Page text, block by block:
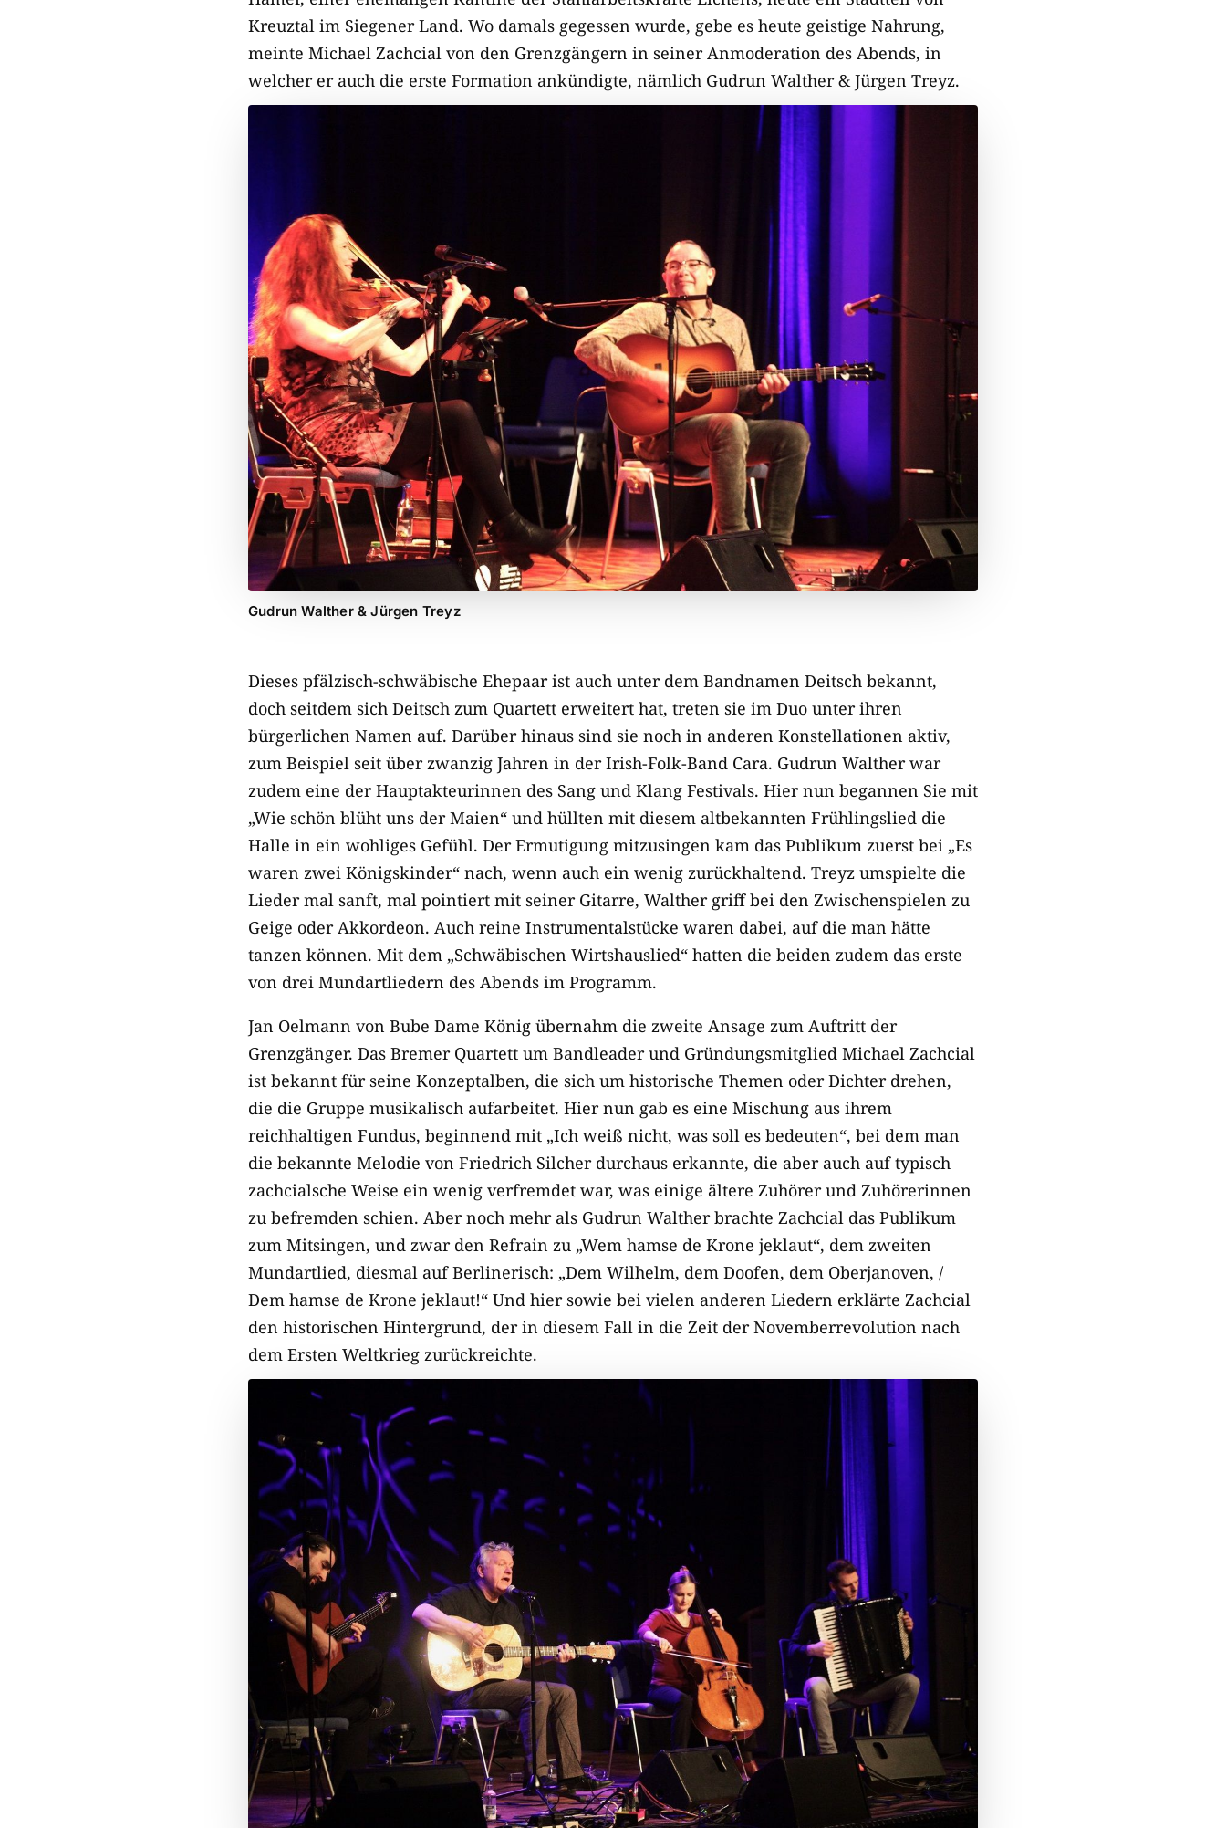
Kreuztal im Siegener Land. Wo damals gegessen wurde, gebe es heute geistige Nahrung,
meinte Michael Zachcial von den Grenzgängern in seiner Anmoderation des Abends, in
welcher er auch die erste Formation ankündigte, nämlich Gudrun Walther & Jürgen Treyz.
Gudrun Walther & Jürgen Treyz
Dieses pfälzisch-schwäbische Ehepaar ist auch unter dem Bandnamen Deitsch bekannt,
doch seitdem sich Deitsch zum Quartett erweitert hat, treten sie im Duo unter ihren
bürgerlichen Namen auf. Darüber hinaus sind sie noch in anderen Konstellationen aktiv,
zum Beispiel seit über zwanzig Jahren in der Irish-Folk-Band Cara. Gudrun Walther war
zudem eine der Hauptakteurinnen des Sang und Klang Festivals. Hier nun begannen Sie mit
„Wie schön blüht uns der Maien“ und hüllten mit diesem altbekannten Frühlingslied die
Halle in ein wohliges Gefühl. Der Ermutigung mitzusingen kam das Publikum zuerst bei „Es
waren zwei Königskinder“ nach, wenn auch ein wenig zurückhaltend. Treyz umspielte die
Lieder mal sanft, mal pointiert mit seiner Gitarre, Walther griff bei den Zwischenspielen zu
Geige oder Akkordeon. Auch reine Instrumentalstücke waren dabei, auf die man hätte
tanzen können. Mit dem „Schwäbischen Wirtshauslied“ hatten die beiden zudem das erste
von drei Mundartliedern des Abends im Programm.
Jan Oelmann von Bube Dame König übernahm die zweite Ansage zum Auftritt der
Grenzgänger. Das Bremer Quartett um Bandleader und Gründungsmitglied Michael Zachcial
ist bekannt für seine Konzeptalben, die sich um historische Themen oder Dichter drehen,
die die Gruppe musikalisch aufarbeitet. Hier nun gab es eine Mischung aus ihrem
reichhaltigen Fundus, beginnend mit „Ich weiß nicht, was soll es bedeuten“, bei dem man
die bekannte Melodie von Friedrich Silcher durchaus erkannte, die aber auch auf typisch
zachcialsche Weise ein wenig verfremdet war, was einige ältere Zuhörer und Zuhörerinnen
zu befremden schien. Aber noch mehr als Gudrun Walther brachte Zachcial das Publikum
zum Mitsingen, und zwar den Refrain zu „Wem hamse de Krone jeklaut“, dem zweiten
Mundartlied, diesmal auf Berlinerisch: „Dem Wilhelm, dem Doofen, dem Oberjanoven, /
Dem hamse de Krone jeklaut!“ Und hier sowie bei vielen anderen Liedern erklärte Zachcial
den historischen Hintergrund, der in diesem Fall in die Zeit der Novemberrevolution nach
dem Ersten Weltkrieg zurückreichte.